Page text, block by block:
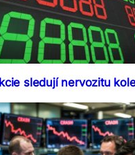
sledují nervozitu